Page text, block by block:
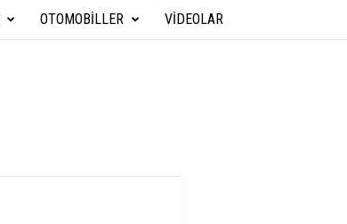
OTOMOBILLER VIDEOLAR